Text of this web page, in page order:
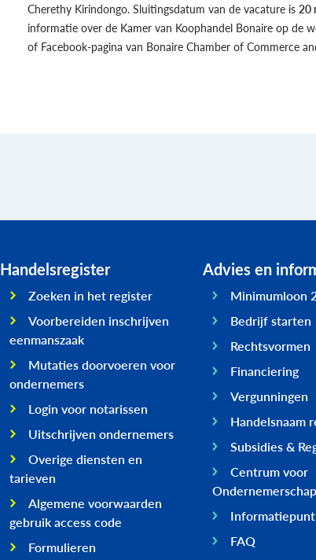
Cherethy Kirindongo. Sluitingsdatum van de vacature is 20
informatie over de Kamer van Koophandel Bonaire op de
of Facebook-pagina van Bonaire Chamber of Commerce
Handelsregister
Zoeken in het register
Voorbereiden inschrijven
eenmanszaak
Mutaties doorvoeren voor
ondernemers
Login voor notarissen
Uitschrijven ondernemers
Overige diensten en
tarieven
Algemene voorwaarden
gebruik access code
Formulieren
Advies en
Minimumloon
Bedrijf starten
Rechtsvormen
Financiering
Vergunningen
Handelsnaam
Subsidies &
Centrum voor
Ondernemerschap
FAQ